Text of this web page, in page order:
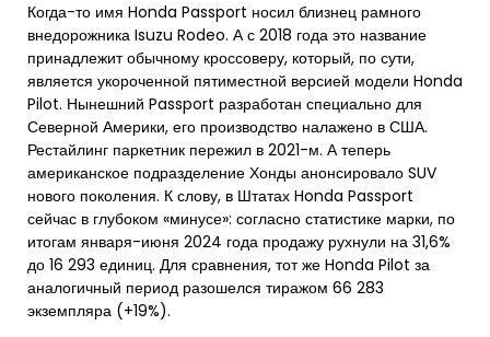
Когда-то имя Honda Passport носил близнец рамного
внедорожника Isuzu Rodeo. А с 2018 года это название
принадлежит обычному кроссоверу, который, по сути,
является укороченной пятиместной версией модели Honda
Pilot. Нынешний Passport разработан специально для
Северной Америки, его производство налажено в США.
Рестайлинг паркетник пережил в 2021-м. А теперь
американское подразделение Хонды анонсировало SUV
нового поколения. К слову, в Штатах Honda Passport
сейчас в глубоком «минусе»: согласно статистике марки, по
итогам января-июня 2024 года продажу рухнули на 31,6%
до 16 293 единиц. Для сравнения, тот же Honda Pilot за
аналогичный период разошелся тиражом 66 283
экземпляра (+19%).